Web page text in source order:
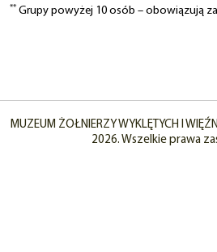
** Grupy powyżej 10 osób – obowiązują
MUZEUM ŻOŁNIERZY WYKLĘTYCH I
2026. Wszelkie prawa